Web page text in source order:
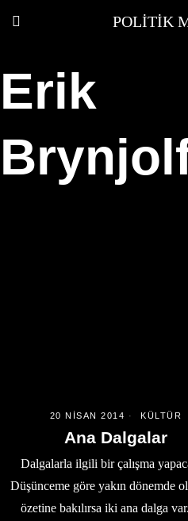
POLITIK
Erik
20 NISAN 2014 KÜLTÜR
Ana Dalgalar
Dalgalarla ilgili bir çalışma
Düşünceme göre yakın dönemde
özetine bakılırsa iki ana dalga